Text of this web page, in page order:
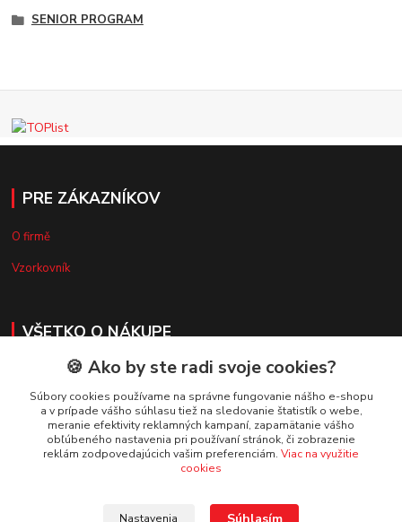
SENIOR PROGRAM
PRE ZÁKAZNÍKOV
O firmě
Vzorkovník
VŠETKO O NÁKUPE
Doprava a platba
Obchodné podmienky
Reklamačný poriadok
Ochrana osobných údajov
🍪 Ako by ste radi svoje cookies?
Súbory cookies používame na správne fungovanie nášho e-shopu
a v prípade vášho súhlasu tiež na sledovanie štatistík o webe,
meranie efektivity reklamných kampaní, zapamätanie vášho
obľúbeného nastavenia pri používaní stránok, či zobrazenie
reklám zodpovedajúcich vašim preferenciám. Viac na využitie
cookies
Nastavenia